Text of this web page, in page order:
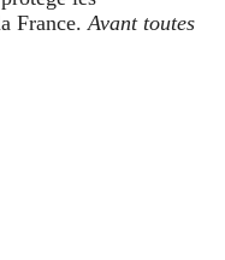
France. Avant toutes